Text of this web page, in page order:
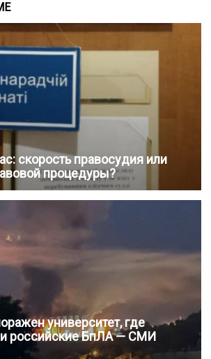
скорость правосудия или
процедуры?
университет, где
российские БпЛА — СМИ